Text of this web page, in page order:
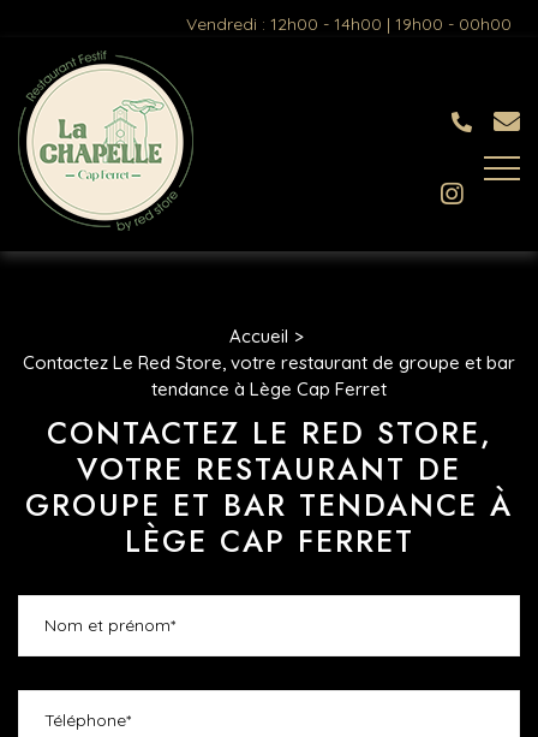
Vendredi : 12h00 - 14h00 | 19h00 - 00h00
Accueil
Contactez Le Red Store, votre restaurant de groupe et bar
tendance à Lège Cap Ferret
CONTACTEZ LE RED STORE,
VOTRE RESTAURANT DE
GROUPE ET BAR TENDANCE À
LÈGE CAP FERRET